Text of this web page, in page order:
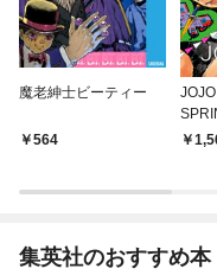
魔老紳士ビーティー
564
集英社のおすすめ本